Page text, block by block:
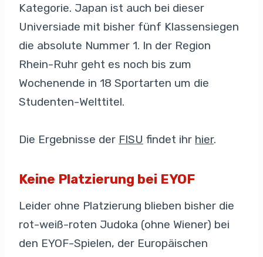
Kategorie. Japan ist auch bei dieser
Universiade mit bisher fünf Klassensiegen
die absolute Nummer 1. In der Region
Rhein-Ruhr geht es noch bis zum
Wochenende in 18 Sportarten um die
Studenten-Welttitel.
Die Ergebnisse der FISU findet ihr hier.
Keine Platzierung bei EYOF
Leider ohne Platzierung blieben bisher die
rot-weiß-roten Judoka (ohne Wiener) bei
den EYOF-Spielen, der Europäischen